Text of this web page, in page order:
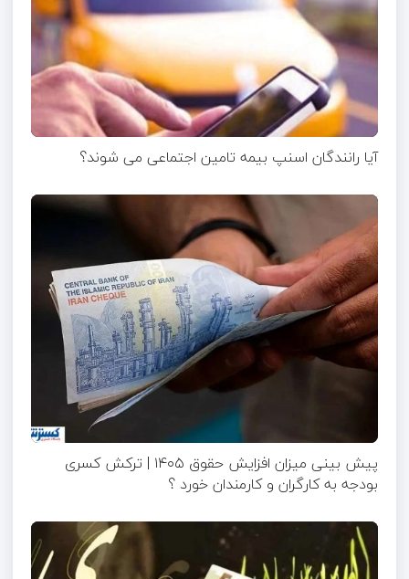
آیا رانندگان اسنپ بیمه تامین اجتماعی می شوند؟
پیش بینی میزان افزایش حقوق ۱۴۰۵ | ترکش کسری
بودجه به کارگران و کارمندان خورد ؟